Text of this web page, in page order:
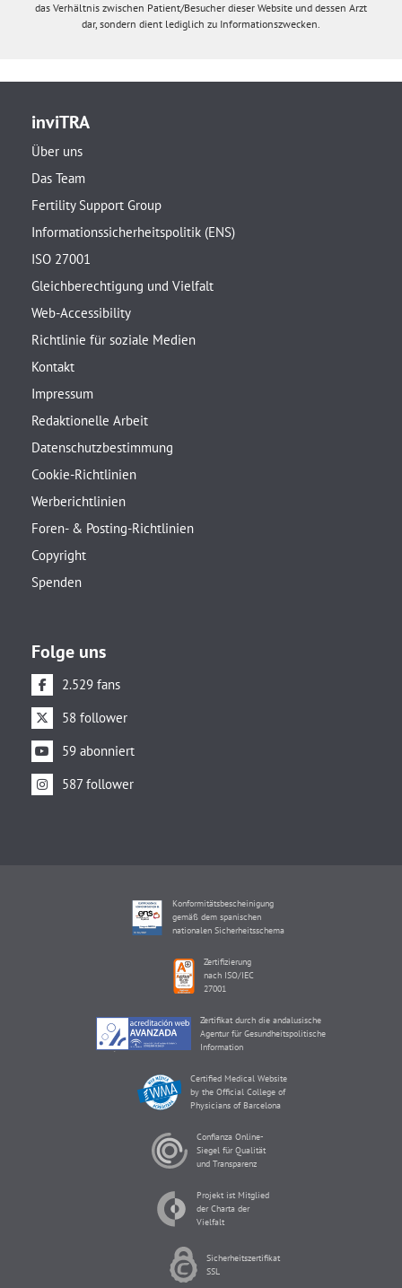
das Verhältnis zwischen Patient/Besucher dieser Website und dessen Arzt
dar, sondern dient lediglich zu Informationszwecken.
inviTRA
Über uns
Das Team
Fertility Support Group
Informationssicherheitspolitik (ENS)
ISO 27001
Gleichberechtigung und Vielfalt
Web-Accessibility
Richtlinie für soziale Medien
Kontakt
Impressum
Redaktionelle Arbeit
Datenschutzbestimmung
Cookie-Richtlinien
Werberichtlinien
Foren- & Posting-Richtlinien
Copyright
Spenden
Folge uns
2.529 fans
58 follower
59 abonniert
587 follower
Konformitätsbescheinigung
gemäß dem spanischen
nationalen Sicherheitsschema
Zertifizierung
nach ISO/IEC
27001
Zertifikat durch die andalusische
Agentur für Gesundheitspolitische
Information
Certified Medical Website
by the Official College of
Physicians of Barcelona
Confianza Online-
Siegel für Qualität
und Transparenz
Projekt ist Mitglied
der Charta der
Vielfalt
Sicherheitszertifikat
SSL